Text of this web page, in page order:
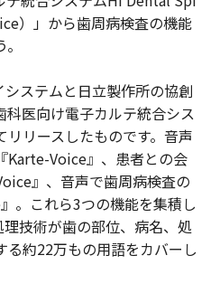
）」から歯周病検査の機能
システムと日立製作所の協創
科医向け電子カルテ統合シス
リースしたものです。音声
Karte-Voice』、患者との会
』、音声で歯周病検査の
。これら3つの機能を集積し
技術が歯の部位、病名、処
る約22万もの用語をカバーし